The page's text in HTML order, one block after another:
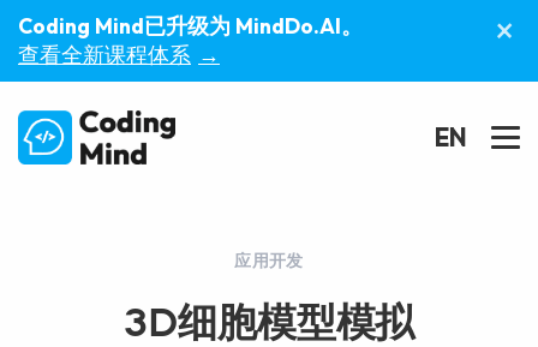
Coding Mind已升级为 MindDo.AI。
查看全新课程体系 →
×
EN
应用开发
3D细胞模型模拟